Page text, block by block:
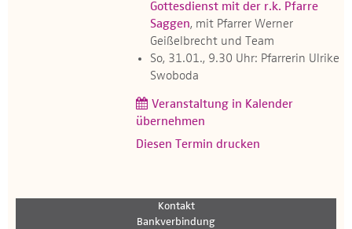
Gottesdienst mit der r.k. Pfarre
Saggen, mit Pfarrer Werner
Geißelbrecht und Team
So, 31.01., 9.30 Uhr: Pfarrerin Ulrike
Swoboda
Veranstaltung in Kalender
übernehmen
Diesen Termin drucken
Kontakt
Bankverbindung